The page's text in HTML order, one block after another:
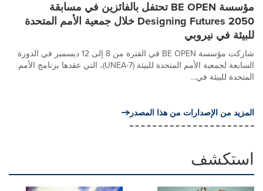
مؤسسة BE OPEN تحتفل بالفائزين في مسابقة
Designing Futures 2050 خلال جمعية الأمم المتحدة
للبيئة في نيروبي
شاركت مؤسسة BE OPEN في الفترة من 8 إلى 12 ديسمبر في الدورة
السابعة لجمعية الأمم المتحدة للبيئة (UNEA-7)، التي عقدها برنامج الأمم
المتحدة للبيئة في...
المزيد من الإصدارات من هذا المصدر
استكشف